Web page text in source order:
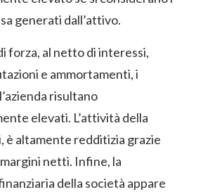
generati dall’attivo.
forza, al netto di interessi,
e ammortamenti, i
risultano
elevati. L’attività della
è altamente redditizia grazie
netti. Infine, la
della società appare